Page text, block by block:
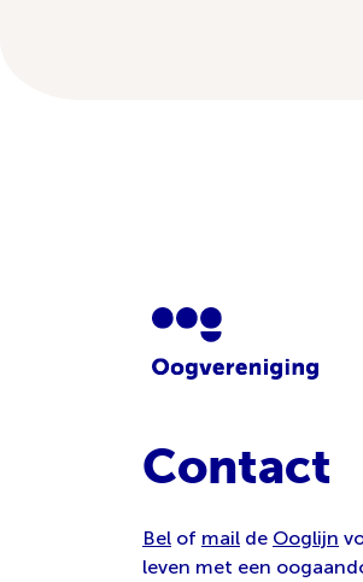
Contact
Bel of mail de Ooglijn
leven met een